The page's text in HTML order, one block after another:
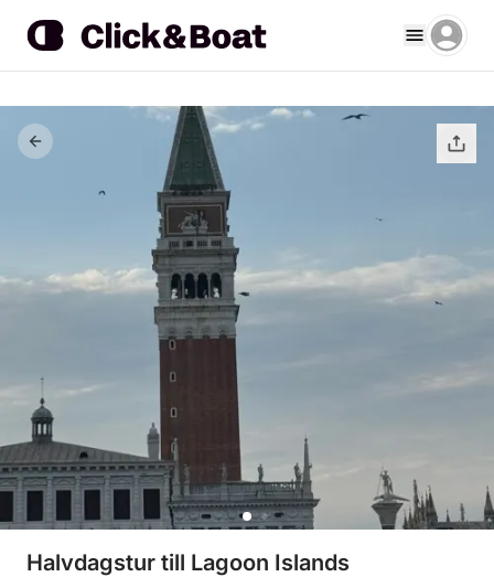
Halvdagstur till Lagoon Islands